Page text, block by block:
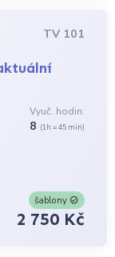
TV 101
Vyuč. hodin:
8 (1h = 45 min)
šablony
2 750 Kč